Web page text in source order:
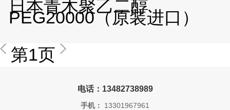
日本青木聚乙二醇
PEG20000（原装进口）
第1页
电话：13482738989
手机： 13301967961